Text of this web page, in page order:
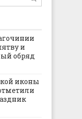
и
обряд
иконы